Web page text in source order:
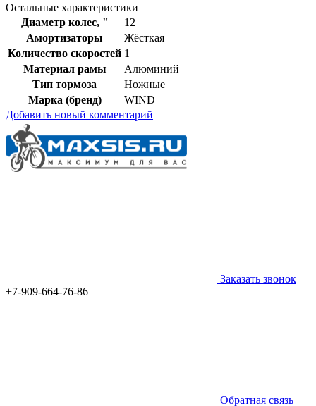
Остальные характеристики
Диаметр колес, "
12
Амортизаторы
Жёсткая
Количество скоростей 1
Материал рамы
Алюминий
Тип тормоза
Ножные
Марка (бренд)
WIND
Добавить новый комментарий
Заказать звонок
+7-909-664-76-86
Обратная связь